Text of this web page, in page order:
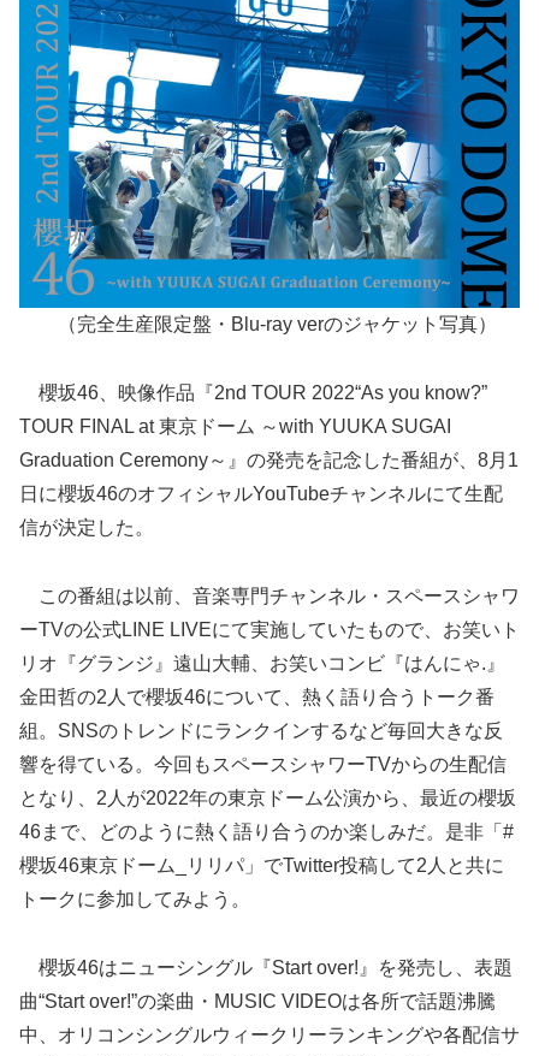
（完全生産限定盤・Blu-ray verのジャケット写真）
櫻坂46、映像作品『2nd TOUR 2022“As you know?”
TOUR FINAL at 東京ドーム ～with YUUKA SUGAI
Graduation Ceremony～』の発売を記念した番組が、8月1
日に櫻坂46のオフィシャルYouTubeチャンネルにて生配
信が決定した。
この番組は以前、音楽専門チャンネル・スペースシャワ
ーTVの公式LINE LIVEにて実施していたもので、お笑いト
リオ『グランジ』遠山大輔、お笑いコンビ『はんにゃ.』
金田哲の2人で櫻坂46について、熱く語り合うトーク番
組。SNSのトレンドにランクインするなど毎回大きな反
響を得ている。今回もスペースシャワーTVからの生配信
となり、2人が2022年の東京ドーム公演から、最近の櫻坂
46まで、どのように熱く語り合うのか楽しみだ。是非「#
櫻坂46東京ドーム_リリパ」でTwitter投稿して2人と共に
トークに参加してみよう。
櫻坂46はニューシングル『Start over!』を発売し、表題
曲“Start over!”の楽曲・MUSIC VIDEOは各所で話題沸騰
中、オリコンシングルウィークリーランキングや各配信サ